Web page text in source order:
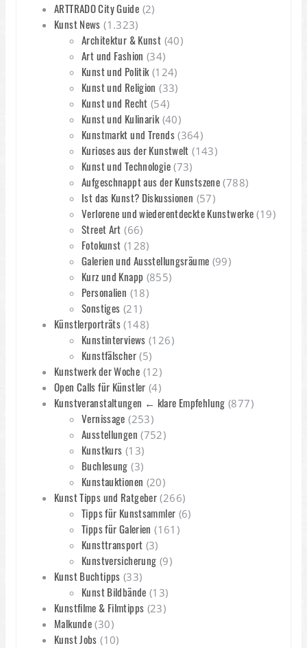
ARTTRADO City Guide (2)
Kunst News (1.323)
Architektur & Kunst (40)
Art und Fashion (34)
Kunst und Politik(124)
Kunst und Religion (33)
Kunst und Recht (54)
Kunst und Kulinarik(40)
Kunstmarkt und Trends(364)
Kurioses aus der Kunstwelt (143)
Kunst und Technologie(73)
Aufgeschnappt aus der Kunstszene (788)
Ist das Kunst? Diskussionen (57)
Verlorene und wiederentdeckte Kunstwerke (19)
Street Art (66)
Fotokunst (128)
Galerien und Ausstellungsräume (99)
Kurz und Knapp (855)
Personalien (18)
Sonstiges (21)
Künstlerporträts (148)
Kunstinterviews (126)
Kunstfälscher(5)
Kunstwerk der Woche (12)
Open Calls für Künstler (4)
Kunstveranstaltungen ← klare Empfehlung (877)
Vernissage (253)
Ausstellungen (752)
Kunstkurs (13)
Buchlesung (3)
Kunstauktionen (20)
Kunst Tipps und Ratgeber (266)
Tipps für Kunstsammler (6)
Tipps für Galerien (161)
Kunsttransport (3)
Kunstversicherung (9)
Kunst Buchtipps (33)
Kunst Bildbände (13)
Kunstfilme & Filmtipps (23)
Malkunde (30)
Kunst Jobs (10)